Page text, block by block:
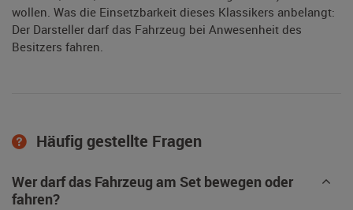
wollen. Was die Einsetzbarkeit dieses Klassikers anbelangt:
Der Darsteller darf das Fahrzeug bei Anwesenheit des
Besitzers fahren.
Häufig gestellte Fragen
Wer darf das Fahrzeug am Set bewegen oder
fahren?